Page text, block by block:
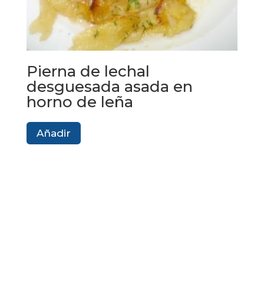
Pierna de lechal
desguesada asada en
horno de leña
Añadir